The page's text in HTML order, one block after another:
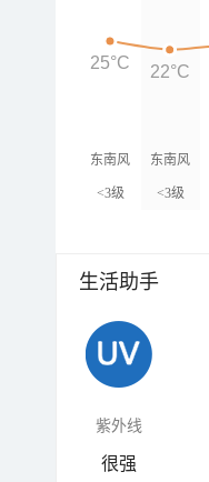
东南风
<3级
东南风
<3级
25°C 22°C
生活助手
紫外线
很强